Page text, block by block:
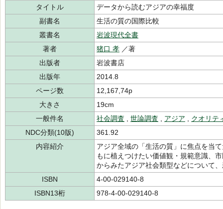
タイトル
データから読むアジアの幸福度
副書名
生活の質の国際比較
叢書名
岩波現代全書
著者
猪口 孝 ／著
出版者
岩波書店
出版年
2014.8
ページ数
12,167,74p
大きさ
19cm
一般件名
社会調査 世論調査 アジア
クオリテ
NDC分類(10版)
361.92
内容紹介
アジア全域の「生活の質」に焦点を当
もに植えつけたい価値観・規範意識、
からみたアジア社会類型などについて
ISBN
4-00-029140-8
ISBN13桁
978-4-00-029140-8